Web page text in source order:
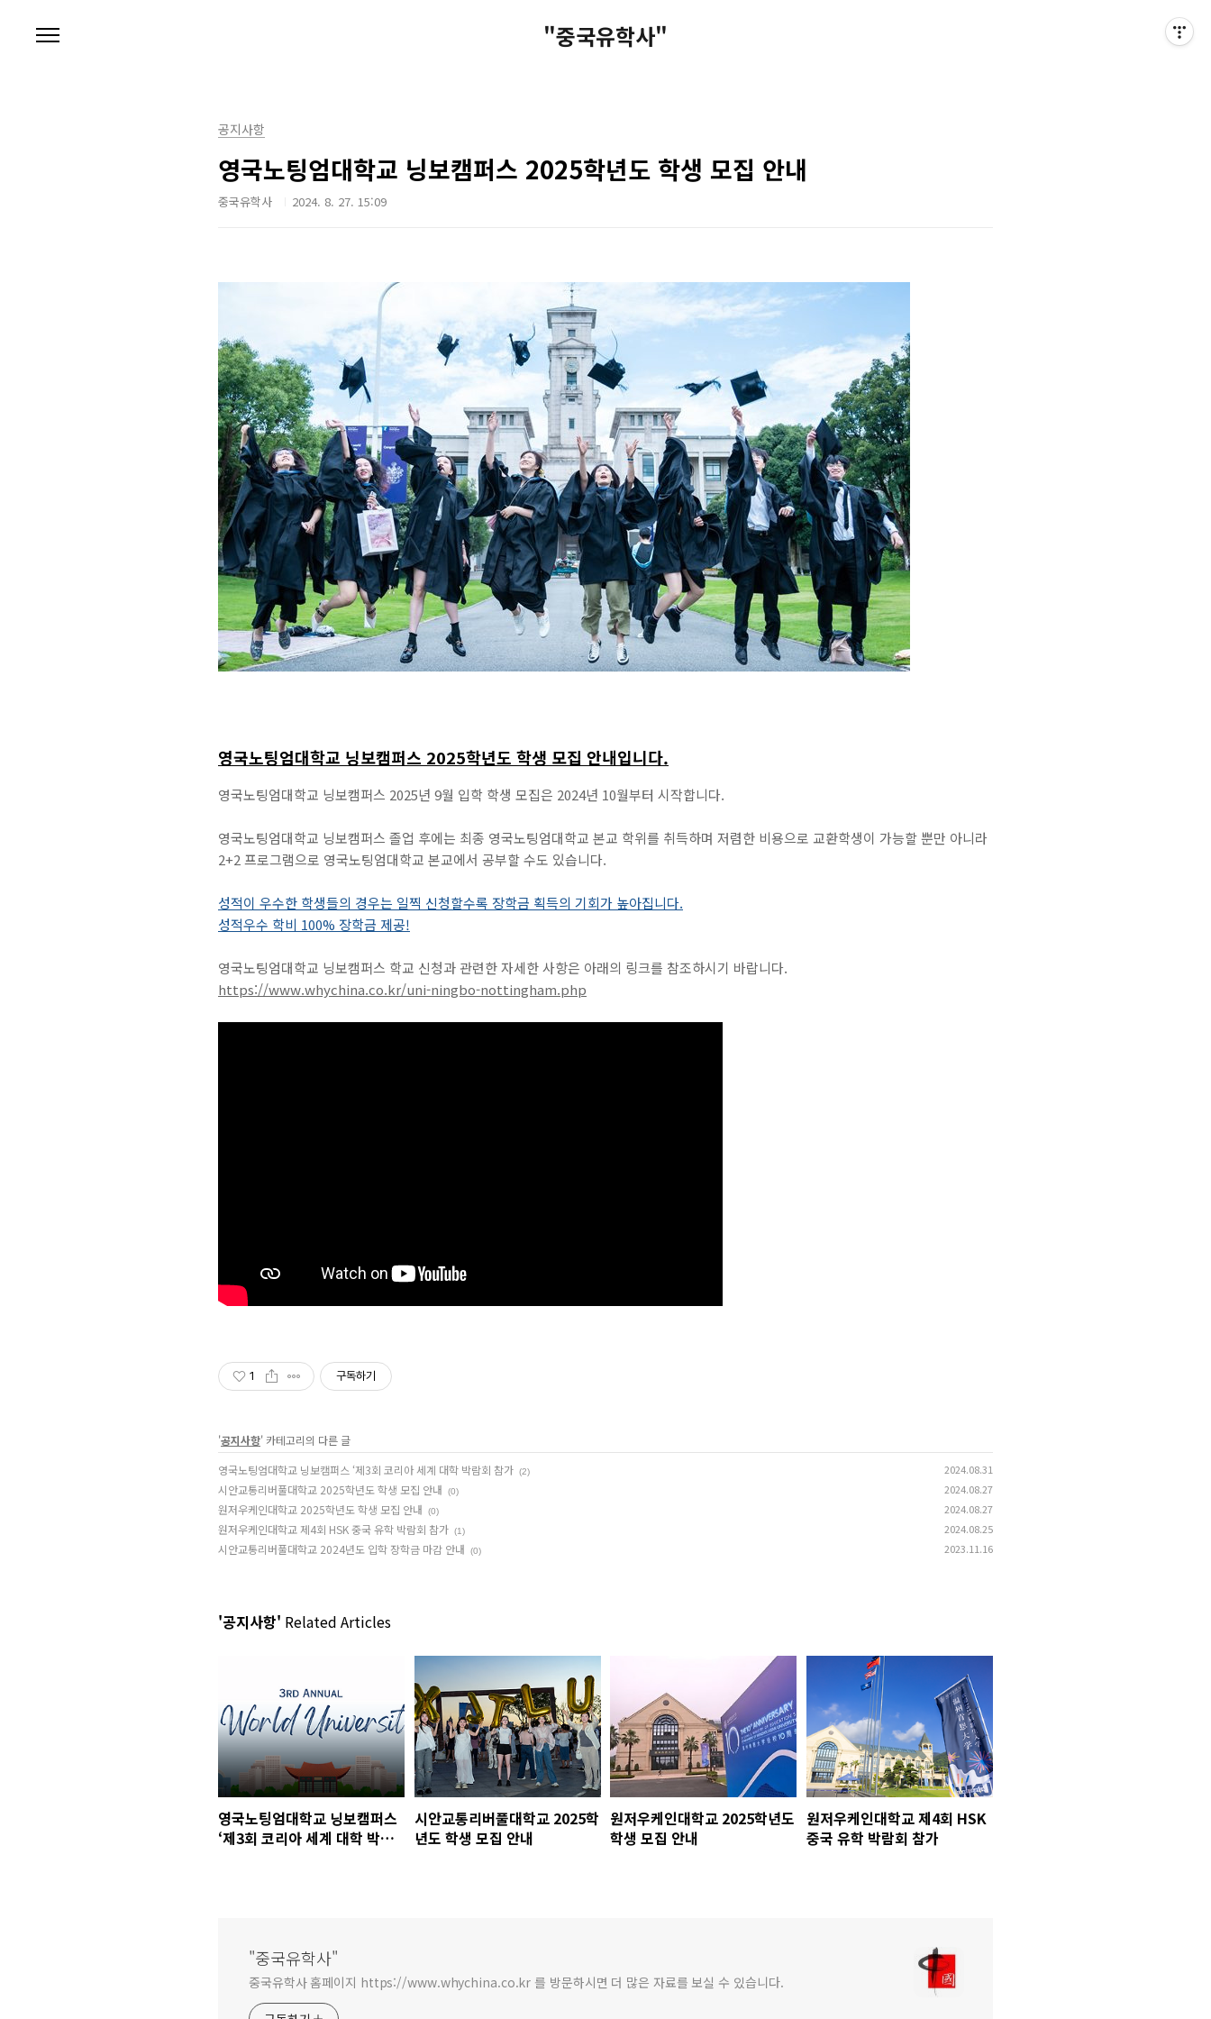
"중국유학사"
공지사항
영국노팅엄대학교 닝보캠퍼스 2025학년도 학생 모집 안내
중국유학사 2024. 8. 27. 15:09
영국노팅엄대학교 닝보캠퍼스 2025학년도 학생 모집 안내입니다.
영국노팅엄대학교 닝보캠퍼스 2025년 9월 입학 학생 모집은 2024년 10월부터 시작합니다.
영국노팅엄대학교 닝보캠퍼스 졸업 후에는 최종 영국노팅엄대학교 본교 학위를 취득하며 저렴한 비용으로 교환학생이 가능할 뿐만 아니라
2+2 프로그램으로 영국노팅엄대학교 본교에서 공부할 수도 있습니다.
성적이 우수한 학생들의 경우는 일찍 신청할수록 장학금 획득의 기회가 높아집니다.
성적우수 학비 100% 장학금 제공!
영국노팅엄대학교 닝보캠퍼스 학교 신청과 관련한 자세한 사항은 아래의 링크를 참조하시기 바랍니다.
https://www.whychina.co.kr/uni-ningbo-nottingham.php
1 구독하기
'공지사항' 카테고리의 다른 글
영국노팅엄대학교 닝보캠퍼스 ‘제3회 코리아 세계 대학 박람회 참가 (2) 2024.08.31
시안교통리버풀대학교 2025학년도 학생 모집 안내 (0) 2024.08.27
원저우케인대학교 2025학년도 학생 모집 안내 (0) 2024.08.27
원저우케인대학교 제4회 HSK 중국 유학 박람회 참가 (1) 2024.08.25
시안교통리버풀대학교 2024년도 입학 장학금 마감 안내 (0) 2023.11.16
'공지사항' Related Articles
영국노팅엄대학교 닝보캠퍼스
‘제3회 코리아 세계 대학 박람
시안교통리버풀대학교 2025학
년도 학생 모집 안내
원저우케인대학교 2025학년도
학생 모집 안내
원저우케인대학교 제4회 HSK
중국 유학 박람회 참가
"중국유학사"
중국유학사 홈페이지 https://www.whychina.co.kr 를 방문하시면 더 많은 자료를 보실 수 있습니다.